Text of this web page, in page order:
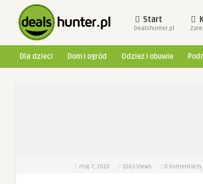
Start
Dealshunter.pl
Dla dzieci Dom i ogród Odzież i obuwie
maj 7, 2020 1563 Views 0 komentarzy